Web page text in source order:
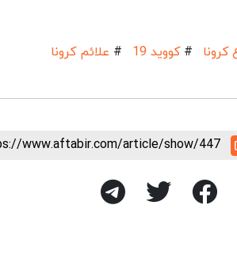
# کووید 19 # علائم کرونا
www.aftabir.com/article/show/447